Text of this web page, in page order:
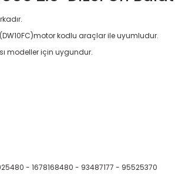
kodlu araçlar ile uyumludur.
modeller için uygundur.
- 1678168480 - 93487177 - 95525370